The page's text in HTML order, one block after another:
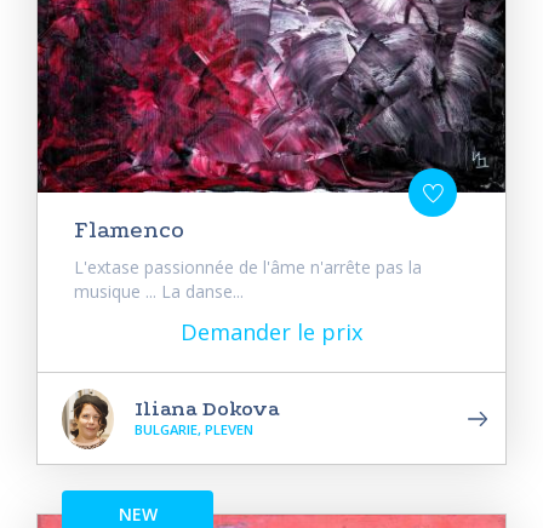
Flamenco
L'extase passionnée de l'âme n'arrête pas la
musique ... La danse...
Demander le prix
Iliana Dokova
BULGARIE, PLEVEN
NEW